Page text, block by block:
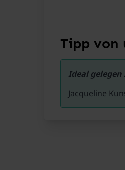
Tipp von
Ideal gelegen
Jacqueline